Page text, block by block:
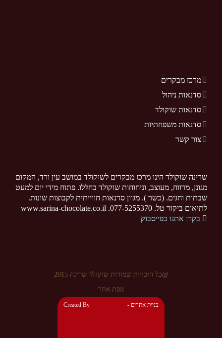
מרכז מבקרים
סדנאות ניהול
סדנאות שוקולד
סדנאות משפחתיות
צור קשר
שרינה שוקולד הינו מרכז מבקרים לשוקולד במושב עין ורד, המקום
מגונן, מרווח, מעוצב, וניחוחות שוקולד בחללו. פתוח מידי יום למעט
שבתות וחגים. (כשר ). מגוון סדנאות חווייתית לקבוצות שונות.
לתיאום ביקור טל. 077-5255370. www.sarina-chocolate.co.il
בקרו אתנו בפייסבוק
@כל הזכויות שמורות שוקולד שרינה 2015
מפת אתר
Created By - בניית אתרים